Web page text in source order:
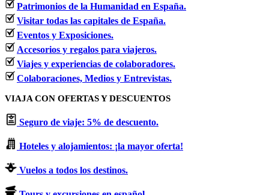
Patrimonios de la Humanidad en España.
Visitar todas las capitales de España.
Eventos y Exposiciones.
Accesorios y regalos para viajeros.
Viajes y experiencias de colaboradores.
Colaboraciones, Medios y Entrevistas.
VIAJA CON OFERTAS Y DESCUENTOS
Seguro de viaje: 5% de descuento.
Hoteles y alojamientos: ¡la mayor oferta!
Vuelos a todos los destinos.